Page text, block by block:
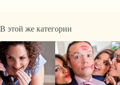
В этой же категории